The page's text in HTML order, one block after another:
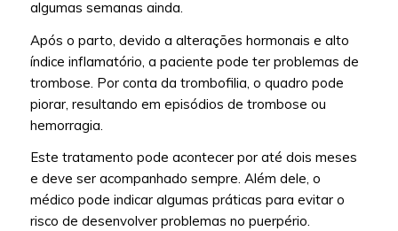
algumas semanas ainda.
Após o parto, devido a alterações hormonais e alto
índice inflamatório, a paciente pode ter problemas de
trombose. Por conta da trombofilia, o quadro pode
piorar, resultando em episódios de trombose ou
hemorragia.
Este tratamento pode acontecer por até dois meses
e deve ser acompanhado sempre. Além dele, o
médico pode indicar algumas práticas para evitar o
risco de desenvolver problemas no puerpério.